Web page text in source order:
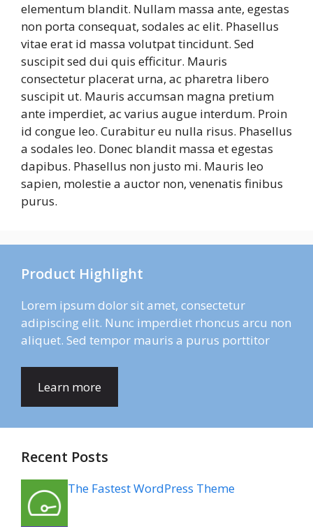
elementum blandit. Nullam massa ante, egestas
non porta consequat, sodales ac elit. Phasellus
vitae erat id massa volutpat tincidunt. Sed
suscipit sed dui quis efficitur. Mauris
consectetur placerat urna, ac pharetra libero
suscipit ut. Mauris accumsan magna pretium
ante imperdiet, ac varius augue interdum. Proin
id congue leo. Curabitur eu nulla risus. Phasellus
a sodales leo. Donec blandit massa et egestas
dapibus. Phasellus non justo mi. Mauris leo
sapien, molestie a auctor non, venenatis finibus
purus.
Product Highlight
Lorem ipsum dolor sit amet, consectetur
adipiscing elit. Nunc imperdiet rhoncus arcu non
aliquet. Sed tempor mauris a purus porttitor
Learn more
Recent Posts
The Fastest WordPress Theme